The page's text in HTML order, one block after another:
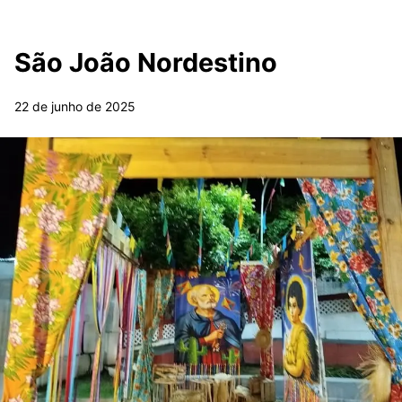
São João Nordestino
22 de junho de 2025